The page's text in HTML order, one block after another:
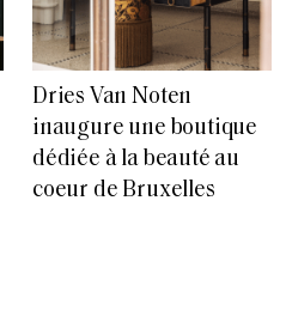
Dries Van Noten
inaugure une boutique
dédiée à la beauté au
coeur de Bruxelles